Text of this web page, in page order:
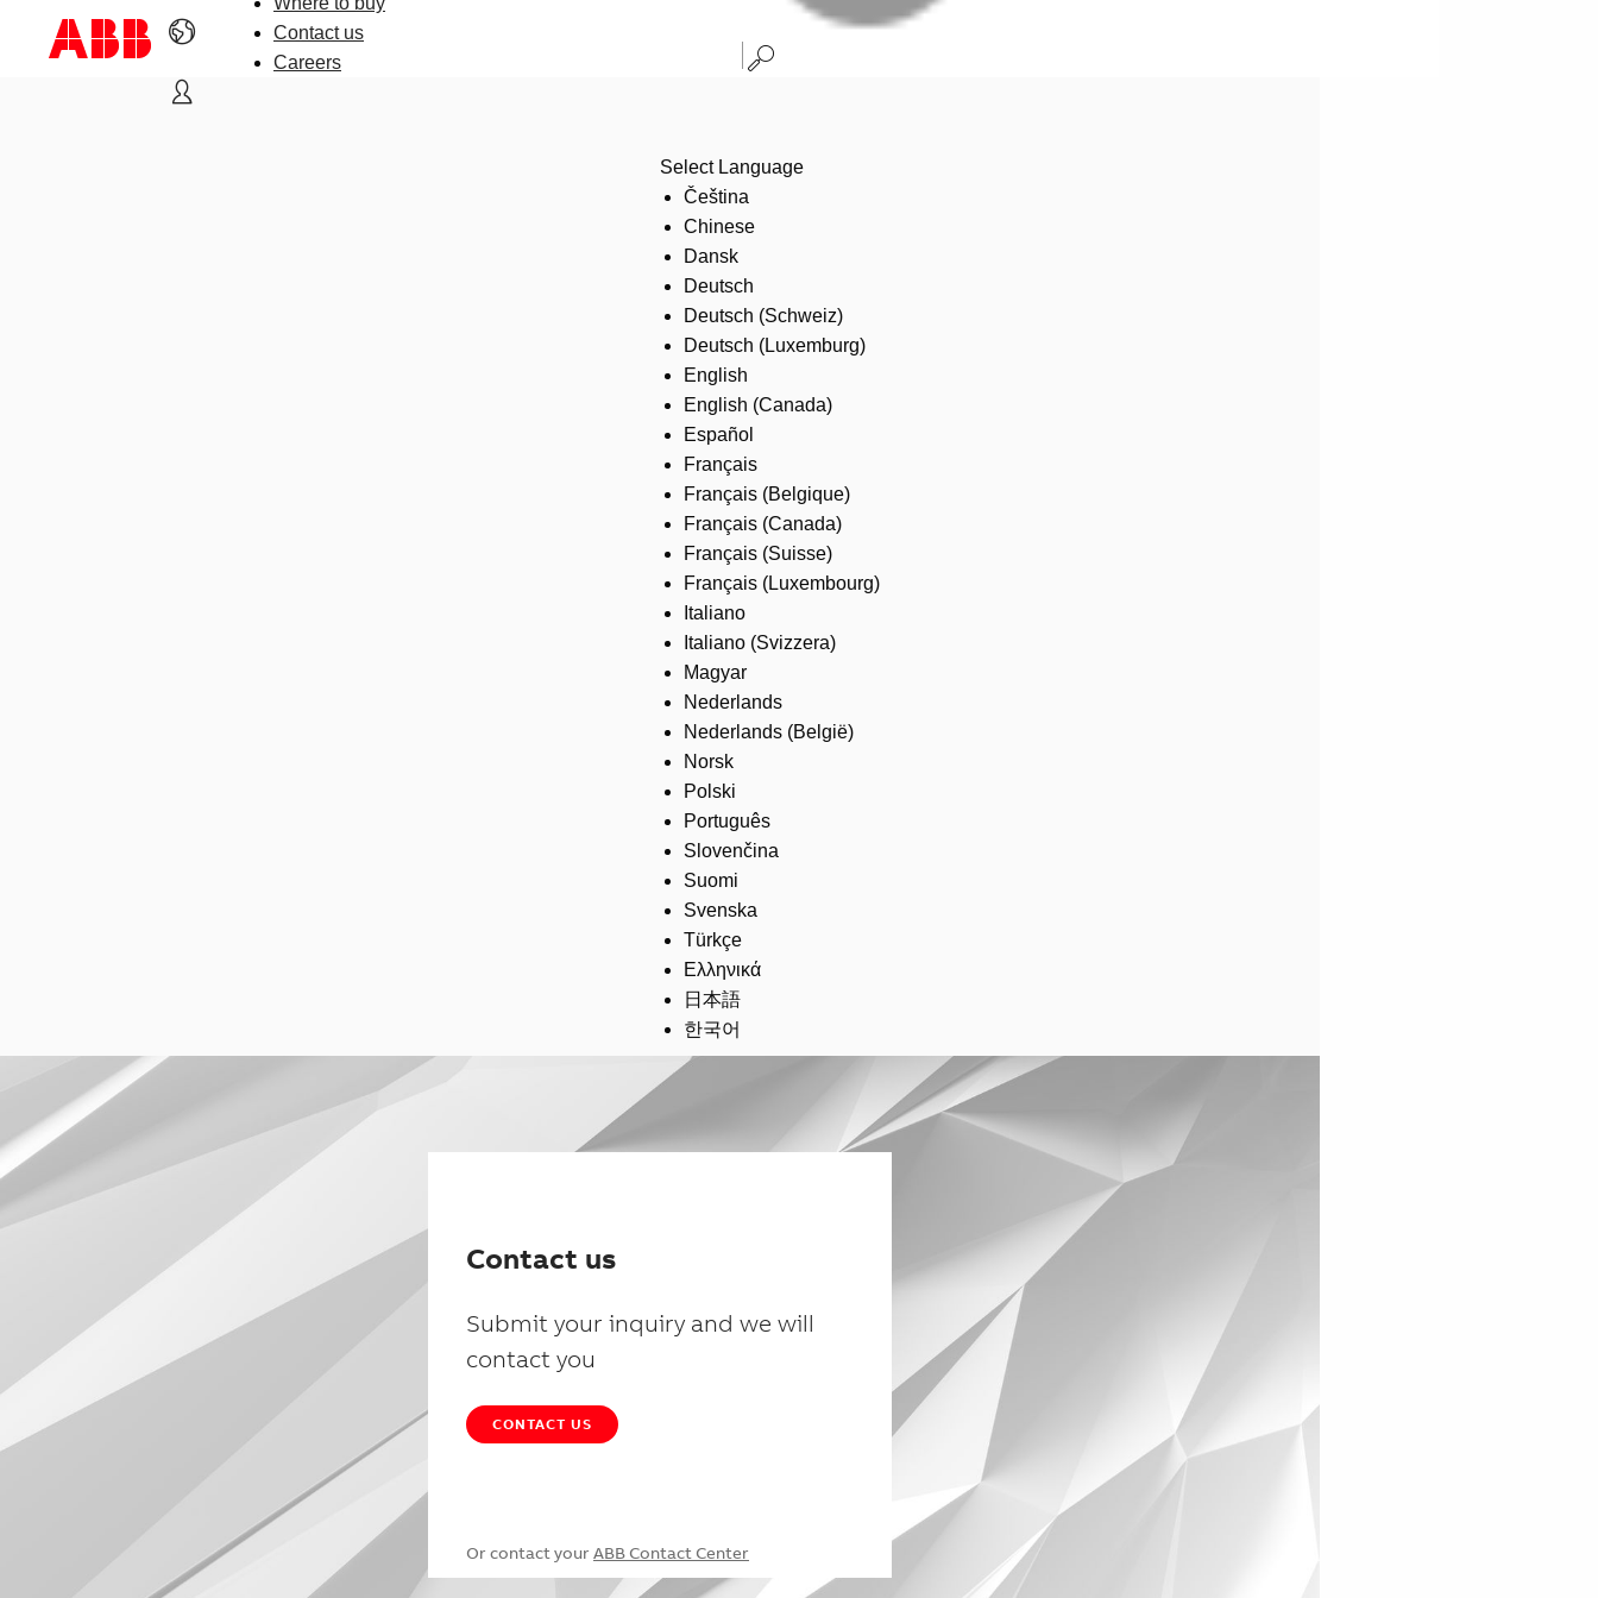
Contact us
Careers
Select Language
Čeština
Chinese
Dansk
Deutsch
Deutsch (Schweiz)
Deutsch (Luxemburg)
English
English (Canada)
Español
Français
Français (Belgique)
Français (Canada)
Français (Suisse)
Français (Luxembourg)
Italiano
Italiano (Svizzera)
Magyar
Nederlands
Nederlands (België)
Norsk
Polski
Português
Slovenčina
Suomi
Svenska
Türkçe
Ελληνικά
日本語
한국어
Contact us
Submit your inquiry and we will
contact you
CONTACT US
Or contact your ABB Contact Center